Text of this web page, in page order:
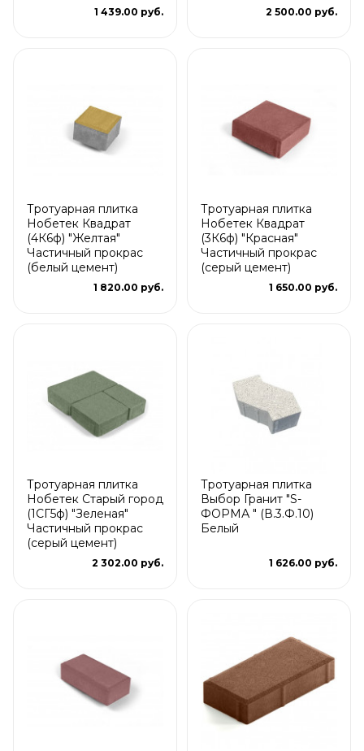
1 439.00 руб. 2 500.00 руб.
Тротуарная плитка
Нобетек Квадрат
(4К6ф) "Желтая"
Частичный прокрас
(белый цемент)
1 820.00 руб.
Тротуарная плитка
Нобетек Квадрат
(3К6ф) "Красная"
Частичный прокрас
(серый цемент)
1 650.00 руб.
Тротуарная плитка
Нобетек Старый город
(1СГ5ф) "Зеленая"
Частичный прокрас
(серый цемент)
2 302.00 руб.
Тротуарная плитка
Выбор Гранит "S-
ФОРМА " (В.3.Ф.10)
Белый
1 626.00 руб.